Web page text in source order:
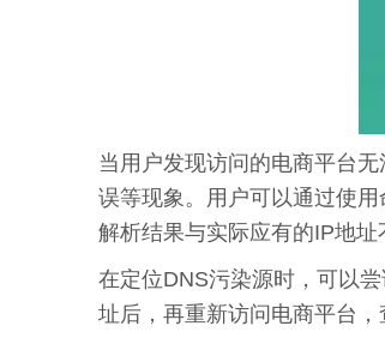
当用户发现访问的电商平台
误等现象。用户可以通过使
解析结果与实际应有的IP地址
在定位DNS污染源时，可以
址后，再重新访问电商平台